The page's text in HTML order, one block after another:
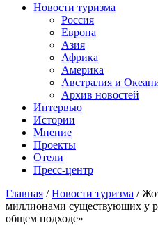
Новости туризма
Россия
Европа
Азия
Африка
Америка
Австралия и
Архив новостей
Интервью
Истории
Мнение
Проекты
Отели
Пресс-центр
Главная /Новости туризма /
миллионами существующих у
общем подходе»